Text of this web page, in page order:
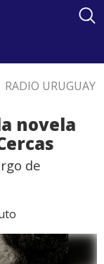
RADIO URUGUAY
novela
de